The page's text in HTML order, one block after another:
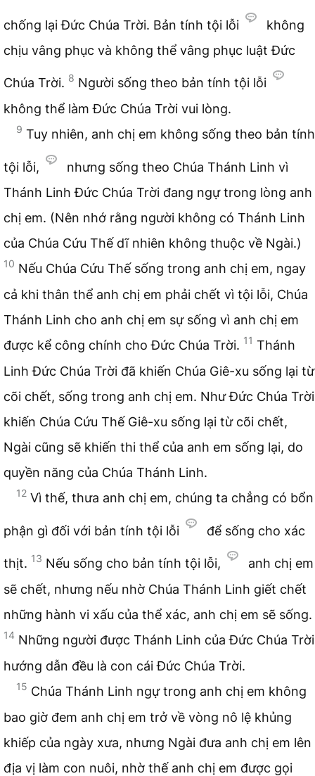
chống lại Đức Chúa Trời. Bản tính tội lỗi
không
chịu vâng phục và không thể vâng phục luật Đức
Chúa Trời. 8 Người sống theo bản tính tội lỗi
không thể làm Đức Chúa Trời vui lòng.
9 Tuy nhiên, anh chị em không sống theo bản tính
tội lỗi,
nhưng sống theo Chúa Thánh Linh vì
Thánh Linh Đức Chúa Trời đang ngự trong lòng anh
chị em. (Nên nhớ rằng người không có Thánh Linh
của Chúa Cứu Thế dĩ nhiên không thuộc về Ngài.)
10 Nếu Chúa Cứu Thế sống trong anh chị em, ngay
cả khi thân thể anh chị em phải chết vì tội lỗi, Chúa
Thánh Linh cho anh chị em sự sống vì anh chị em
được kể công chính cho Đức Chúa Trời. 11 Thánh
Linh Đức Chúa Trời đã khiến Chúa Giê-xu sống lại từ
cõi chết, sống trong anh chị em. Như Đức Chúa Trời
khiến Chúa Cứu Thế Giê-xu sống lại từ cõi chết,
Ngài cũng sẽ khiến thi thể của anh em sống lại, do
quyền năng của Chúa Thánh Linh.
12 Vì thế, thưa anh chị em, chúng ta chẳng có bổn
phận gì đối với bản tính tội lỗi để sống cho xác
thịt. 13 Nếu sống cho bản tính tội lỗi,
anh chị em
sẽ chết, nhưng nếu nhờ Chúa Thánh Linh giết chết
những hành vi xấu của thể xác, anh chị em sẽ sống.
14 Những người được Thánh Linh của Đức Chúa Trời
hướng dẫn đều là con cái Đức Chúa Trời.
15 Chúa Thánh Linh ngự trong anh chị em không
bao giờ đem anh chị em trở về vòng nô lệ khủng
khiếp của ngày xưa, nhưng Ngài đưa anh chị em lên
địa vị làm con nuôi, nhờ thế anh chị em được gọi